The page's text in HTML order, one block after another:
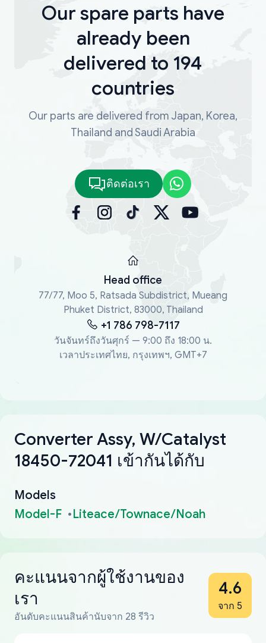
Our spare parts have
already been
delivered to 194
countries
Our parts are delivered from Japan, Korea,
Thailand and Saudi Arabia
ติดต่อเรา
Head office
77/77, Moo 5, Ratsada Subdistrict, Mueang
Phuket District, 83000, Thailand
+1 786 798-7117
วันจันทร์ถึงวันศุกร์ — 9:00 ถึง 18:00 น.
เวลาประเทศไทย, กรุงเทพฯ, GMT+7
Converter Assy, W/Catalyst
18450-72041 เข้ากันได้กับ
Models
Model-F
Liteace/Townace/Noah
คะแนนจากผู้ใช้งานของ
เรา
อันดับคะแนนสินค้านับจาก 28 รีวิว
4.6
จาก 5